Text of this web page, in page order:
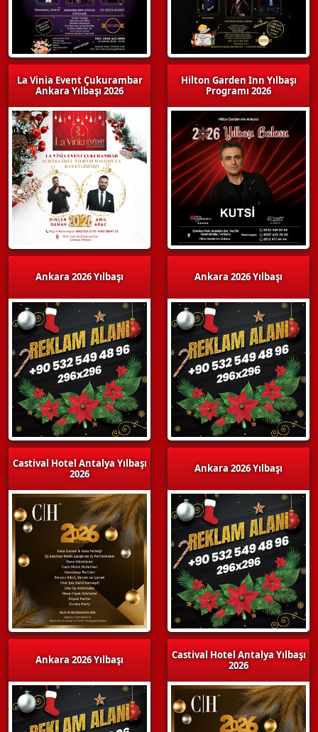
La Vinia Event Çukurambar
Ankara Yılbaşı 2026
Ankara 2026 Yılbaşı
Castival Hotel Antalya Yılbaşı
2026
Ankara 2026 Yılbaşı
Hilton Garden Inn Yılbaşı
Programı 2026
Ankara 2026 Yılbaşı
Ankara 2026 Yılbaşı
Castival Hotel Antalya Yılbaşı
2026